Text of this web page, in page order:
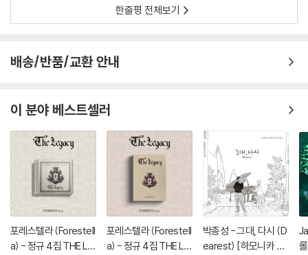
한줄평 전체보기
배송/반품/교환 안내
이 분야 베스트셀러
포레스텔라 (Forestell
a) - 정규 4집 THE LE
포레스텔라 (Forestell
a) - 정규 4집 THE LE
박종성 - 그대, 다시 (D
earest) [하모니카 연